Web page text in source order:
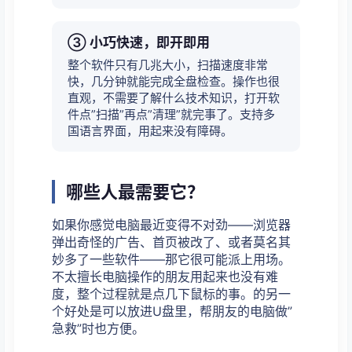
③ 小巧快速，即开即用
整个软件只有几兆大小，扫描速度非常
快，几分钟就能完成全盘检查。操作也很
直观，不需要了解什么技术知识，打开软
件点”扫描”再点”清理”就完事了。支持多
国语言界面，用起来没有障碍。
哪些人最需要它？
如果你感觉电脑最近变得不对劲——浏览器
弹出奇怪的广告、首页被改了、或者莫名其
妙多了一些软件——那它很可能派上用场。
不太擅长电脑操作的朋友用起来也没有难
度，整个过程就是点几下鼠标的事。的另一
个好处是可以放进U盘里，帮朋友的电脑做”
急救”时也方便。